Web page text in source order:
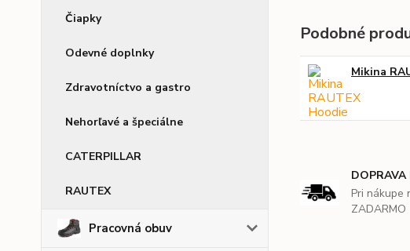
Čiapky
Odevné doplnky
Zdravotníctvo a gastro
Nehorľavé a špeciálne
CATERPILLAR
RAUTEX
Pracovná obuv
Podobné
Mikina
DOPRAVA
Pri nákupe
ZADARMO